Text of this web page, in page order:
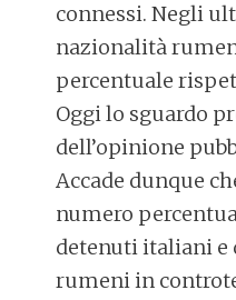
connessi. Negli
nazionalità
percentuale
Oggi lo sguardo
dell’opinione
Accade dunque
numero
detenuti italiani e
rumeni in